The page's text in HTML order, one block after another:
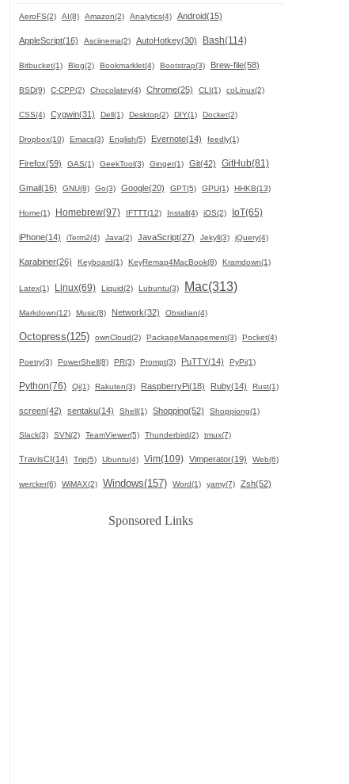
AeroFS(2) AI(8) Amazon(2) Analytics(4) Android(15)
AppleScript(16) Asciinema(2) AutoHotkey(30) Bash(114)
Bitbucket(1) Blog(2) Bookmarklet(4) Bootstrap(3) Brew-file(58)
BSD(9) C-CPP(2) Chocolatey(4) Chrome(25) CLI(1) coLinux(2)
CSS(4) Cygwin(31) Dell(1) Desktop(2) DIY(1) Docker(2)
Dropbox(10) Emacs(3) English(5) Evernote(14) feedly(1)
Firefox(59) GAS(1) GeekTool(3) Ginger(1) Git(42) GitHub(81)
Gmail(16) GNU(8) Go(3) Google(20) GPT(5) GPU(1) HHKB(13)
Home(1) Homebrew(97) IFTTT(12) Install(4) iOS(2) IoT(65)
iPhone(14) iTerm2(4) Java(2) JavaScript(27) Jekyll(3) jQuery(4)
Karabiner(26) Keyboard(1) KeyRemap4MacBook(8) Kramdown(1)
Latex(1) Linux(69) Liquid(2) Lubuntu(3) Mac(313)
Markdown(12) Music(8) Network(32) Obsidian(4)
Octopress(125) ownCloud(2) PackageManagement(3) Pocket(4)
Poetry(3) PowerShell(8) PR(3) Prompt(3) PuTTY(14) PyPi(1)
Python(76) Qi(1) Rakuten(3) RaspberryPi(18) Ruby(14) Rust(1)
screen(42) sentaku(14) Shell(1) Shopping(52) Shoppiong(1)
Slack(3) SVN(2) TeamViewer(5) Thunderbird(2) tmux(7)
TravisCI(14) Trip(5) Ubuntu(4) Vim(109) Vimperator(19) Web(6)
wercker(6) WiMAX(2) Windows(157) Word(1) yamy(7) Zsh(52)
Sponsored Links